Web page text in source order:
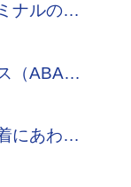
8/30から新千歳空港国際線ターミナルののりば位置・番号が変更になります
空港アクセスバス・アライアンス（ABA）が全国20空港31社局に！
新千歳空港連絡バス 早朝便到着にあわせて臨時便を運行します！